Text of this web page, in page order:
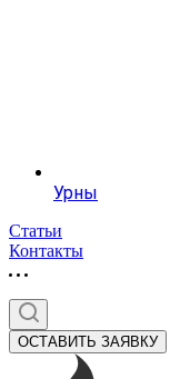
Урны
Статьи
Контакты
ОСТАВИТЬ ЗАЯВКУ